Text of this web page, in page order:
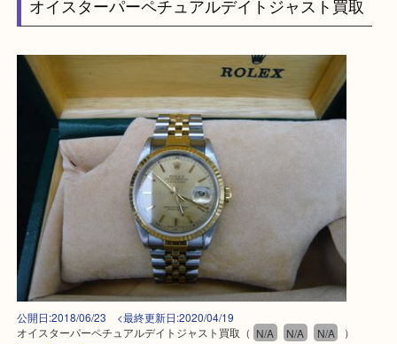
オイスターパーペチュアルデイトジャスト買取